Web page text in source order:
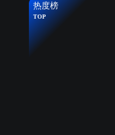
热度榜
TOP